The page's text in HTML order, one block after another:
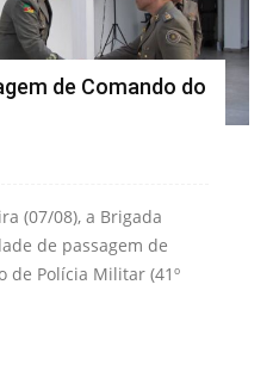
de Comando do
(07/08), a Brigada
de passagem de
de Polícia Militar (41º